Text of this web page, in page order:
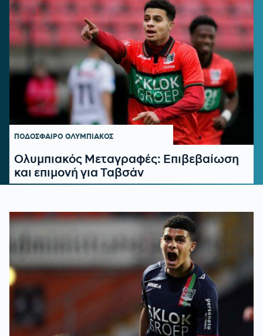
ΠΟΔΟΣΦΑΙΡΟ ΟΛΥΜΠΙΑΚΟΣ
Ολυμπιακός Μεταγραφές: Επιβεβαίωση
και επιμονή για Ταβσάν